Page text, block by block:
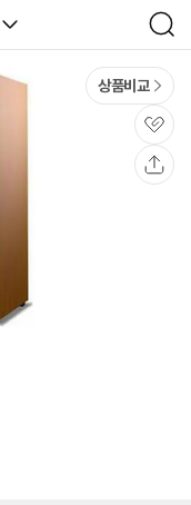
검
색
상품비교
관
심